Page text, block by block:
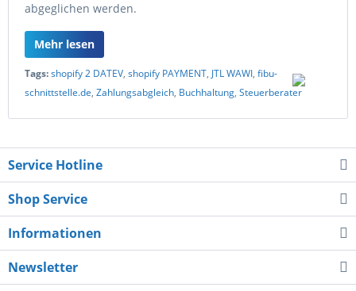
abgeglichen werden.
Mehr lesen
Tags:shopify 2 DATEV, shopify PAYMENT, JTL WAWI, fibu-
schnittstelle.de, Zahlungsabgleich, Buchhaltung, Steuerberater
Service Hotline
Shop Service
Informationen
Newsletter